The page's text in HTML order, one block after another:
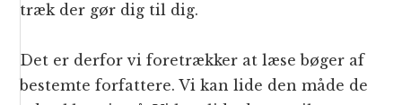
træk der gør dig til dig.
Det er derfor vi foretrækker at læse bøger af
bestemte forfattere. Vi kan lide den måde de